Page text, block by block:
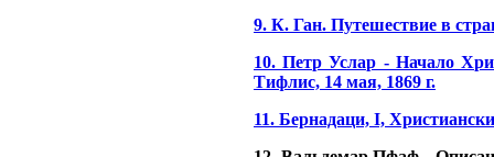
9. К. Ган. Путешествие в
10. Петр Услар - Начало
Тифлис, 14 мая, 1869 г.
11. Бернадаци, I,